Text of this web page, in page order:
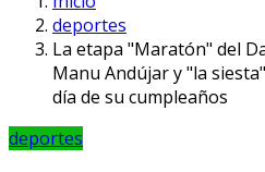
deportes
La etapa "Maratón" del
Manu Andújar y "la
día de su cumpleaños
deportes